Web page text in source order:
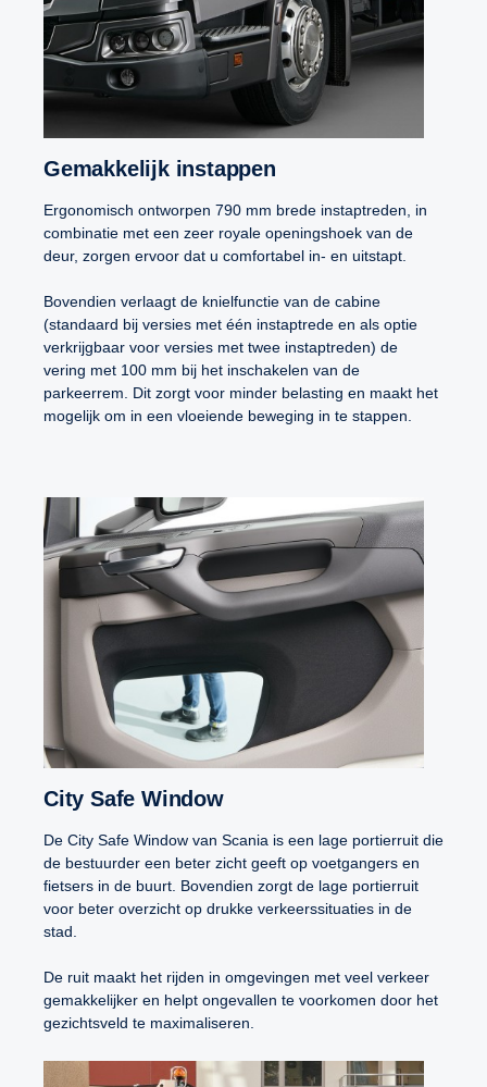
Gemakkelijk instappen
Ergonomisch ontworpen 790 mm brede instaptreden, in
combinatie met een zeer royale openingshoek van de
deur, zorgen ervoor dat u comfortabel in- en uitstapt.
Bovendien verlaagt de knielfunctie van de cabine
(standaard bij versies met één instaptrede en als optie
verkrijgbaar voor versies met twee instaptreden) de
vering met 100 mm bij het inschakelen van de
parkeerrem. Dit zorgt voor minder belasting en maakt het
mogelijk om in een vloeiende beweging in te stappen.
City Safe Window
De City Safe Window van Scania is een lage portierruit die
de bestuurder een beter zicht geeft op voetgangers en
fietsers in de buurt. Bovendien zorgt de lage portierruit
voor beter overzicht op drukke verkeerssituaties in de
stad.
De ruit maakt het rijden in omgevingen met veel verkeer
gemakkelijker en helpt ongevallen te voorkomen door het
gezichtsveld te maximaliseren.